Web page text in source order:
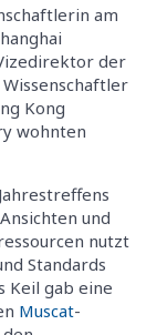
am
der
Kong
wohnten
und
nutzt
Standards
Keil gab eine
Muscat-